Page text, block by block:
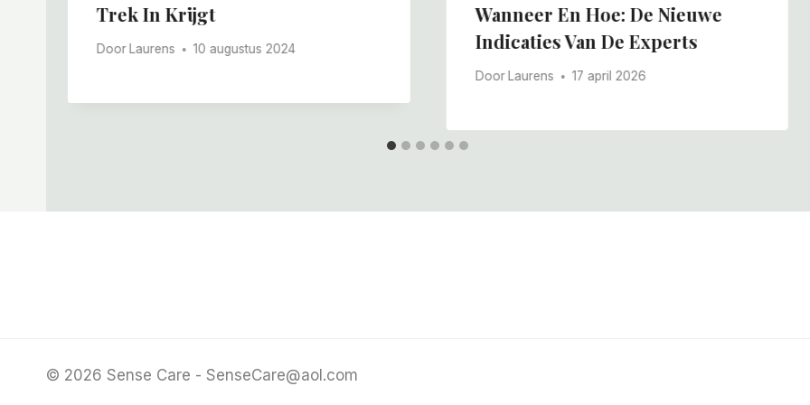
Trek In Krijgt
Door Laurens 10 augustus 2024
Wanneer En Hoe: De Nieuwe
Indicaties Van De Experts
Door Laurens 17 april 2026
© 2026 Sense Care - SenseCare@aol.com